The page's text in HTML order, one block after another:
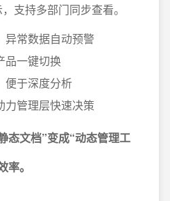
支持多部门同步查看。
异常数据自动预警
品一键切换
便于深度分析
力管理层快速决策
态文档”变成“动态管理工
。